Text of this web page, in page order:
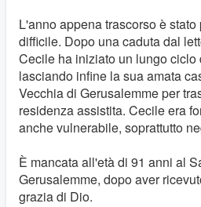
L'anno appena trascorso è
difficile. Dopo una caduta dal
Cecile ha iniziato un lungo
lasciando infine la sua amata
Vecchia di Gerusalemme per
residenza assistita. Cecile era
anche vulnerabile, soprattutto
È mancata all'età di 91 anni al
Gerusalemme, dopo aver
grazia di Dio.